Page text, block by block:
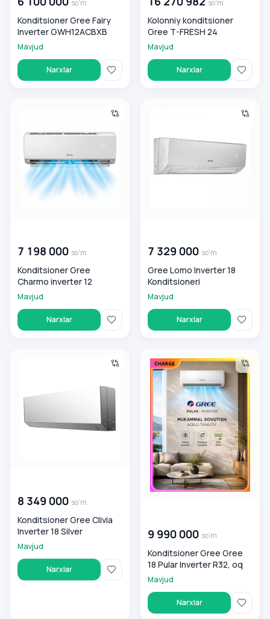
so'm
Konditsioner Gree Fairy
Inverter GWH12ACBXB
Mavjud
Narxlar
so'm
Kolonniy konditsioner
Gree T-FRESH 24
Mavjud
Narxlar
7 198 000 so'm
Konditsioner Gree
Charmo inverter 12
Mavjud
Narxlar
7 329 000 so'm
Gree Lomo Inverter 18
Konditsioneri
Mavjud
Narxlar
Konditsioner Gree Clivia Inverter 18 Silver
8 349 000 so'm
Konditsioner Gree Clivia
Inverter 18 Silver
Mavjud
Narxlar
Konditsioner Gree Gree 18
9 990 000 so'm
Konditsioner Gree Gree
18 Pular Inverter R32, oq
Mavjud
Narxlar